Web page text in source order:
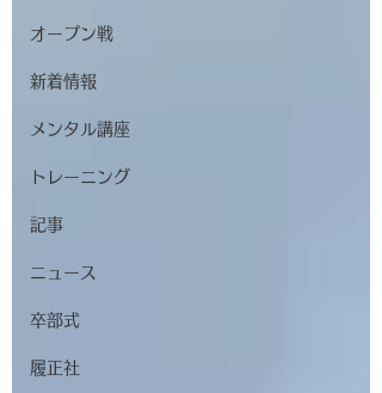
オープン戦
新着情報
メンタル講座
トレーニング
記事
ニュース
卒部式
履正社